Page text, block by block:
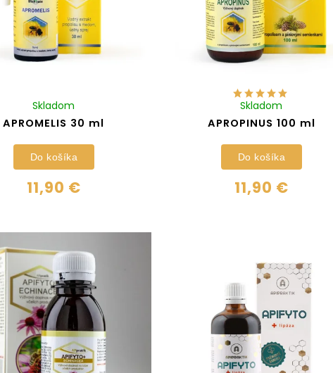
APROMELIS 30 ml
Skladom
11,90 €
Do košíka
APROPINUS 100 ml
Skladom
11,90 €
Do košíka